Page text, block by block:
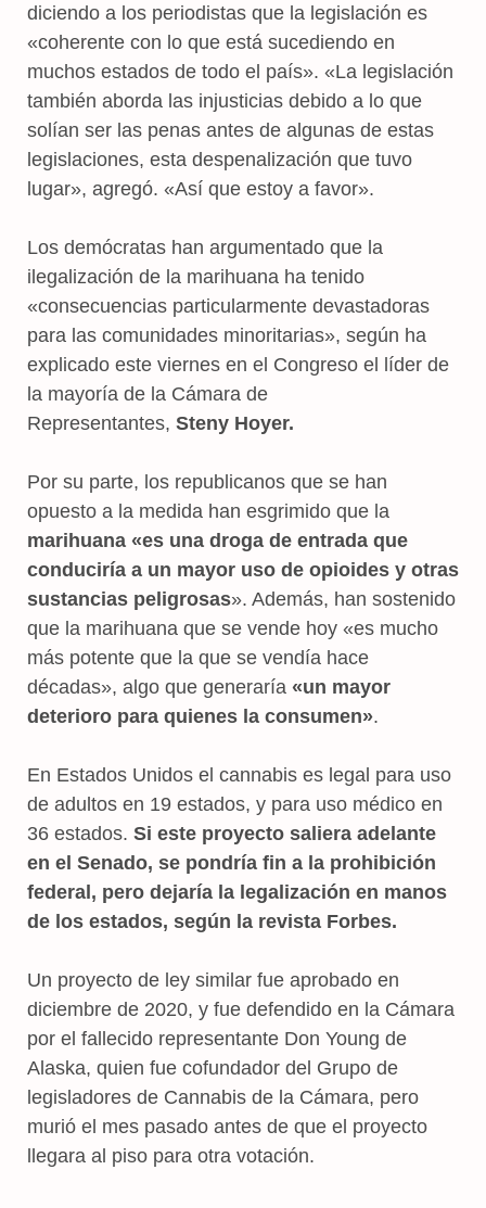
diciendo a los periodistas que la legislación es
«coherente con lo que está sucediendo en
muchos estados de todo el país». «La legislación
también aborda las injusticias debido a lo que
solían ser las penas antes de algunas de estas
legislaciones, esta despenalización que tuvo
lugar», agregó. «Así que estoy a favor».
Los demócratas han argumentado que la
ilegalización de la marihuana ha tenido
«consecuencias particularmente devastadoras
para las comunidades minoritarias», según ha
explicado este viernes en el Congreso el líder de
la mayoría de la Cámara de
Representantes, Steny Hoyer.
Por su parte, los republicanos que se han
opuesto a la medida han esgrimido que la
marihuana «es una droga de entrada que
conduciría a un mayor uso de opioides y otras
sustancias peligrosas». Además, han sostenido
que la marihuana que se vende hoy «es mucho
más potente que la que se vendía hace
décadas», algo que generaría «un mayor
deterioro para quienes la consumen».
En Estados Unidos el cannabis es legal para uso
de adultos en 19 estados, y para uso médico en
36 estados. Si este proyecto saliera adelante
en el Senado, se pondría fin a la prohibición
federal, pero dejaría la legalización en manos
de los estados, según la revista Forbes.
Un proyecto de ley similar fue aprobado en
diciembre de 2020, y fue defendido en la Cámara
por el fallecido representante Don Young de
Alaska, quien fue cofundador del Grupo de
legisladores de Cannabis de la Cámara, pero
murió el mes pasado antes de que el proyecto
llegara al piso para otra votación.